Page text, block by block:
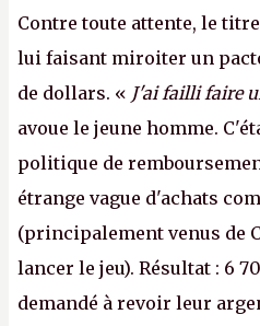
Contre toute attente, le
lui faisant miroiter un
de dollars. « J'ai failli faire
avoue le jeune homme.
politique de
étrange vague d'achats
(principalement venus de
lancer le jeu). Résultat : 6
demandé à revoir leur